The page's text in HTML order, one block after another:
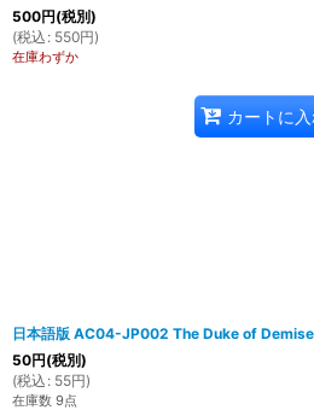
500円(税別)
(税込 : 550円)
在庫わずか
カートに入
日本語版 AC04-JP002 The Duke of Demise
50円(税別)
(税込 : 55円)
在庫数 9点